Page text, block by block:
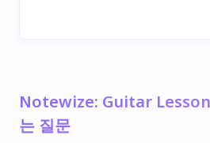
Notewize: Guitar
는 질문